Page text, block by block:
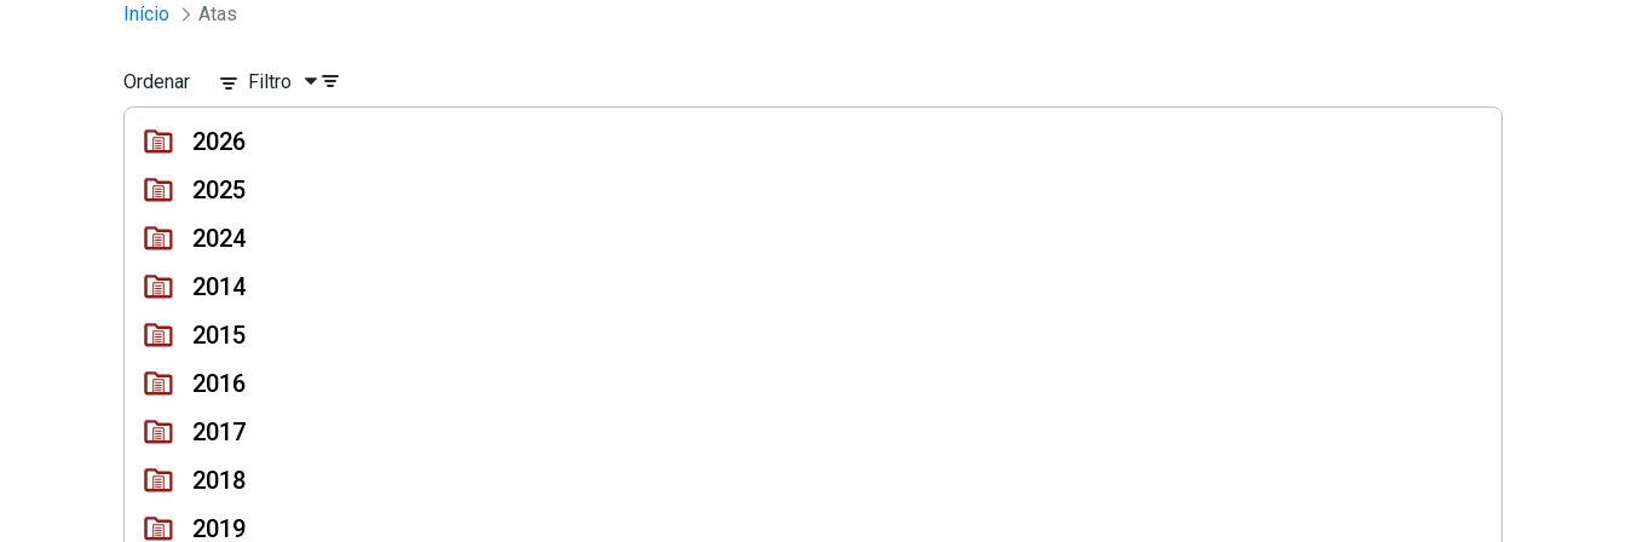
Pular para o Conteúdo principal
Sessões e Reuniões - Documentos Conselho Superior
Início Atas
Ordenar Filtro
2026
2025
2024
2014
2015
2016
2017
2018
2019